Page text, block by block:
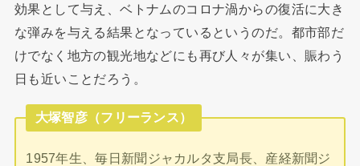
効果として与え、ベトナムのコロナ渦からの復活に大き
な弾みを与える結果となっているというのだ。都市部だ
けでなく地方の観光地などにも再び人々が集い、賑わう
日も近いことだろう。
大塚智彦（フリーランス）
1957年生、毎日新聞ジャカルタ支局長、産経新聞ジ